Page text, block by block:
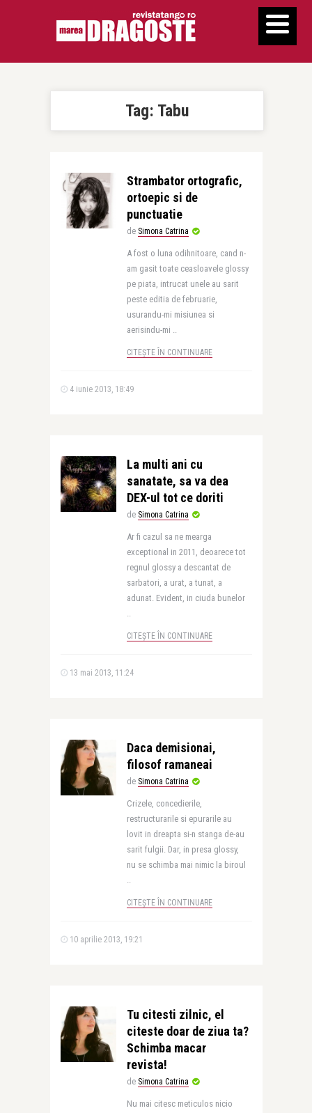
Tag: Tabu
Strambator ortografic,
ortoepic si de
punctuatie
de Simona Catrina
A fost o luna odihnitoare, cand n-
am gasit toate ceasloavele glossy
pe piata, intrucat unele au sarit
peste editia de februarie,
usurandu-mi misiunea si
aerisindu-mi ..
CITEȘTE ÎN CONTINUARE
4 iunie 2013, 18:49
La multi ani cu
sanatate, sa va dea
DEX-ul tot ce doriti
de Simona Catrina
Ar fi cazul sa ne mearga
exceptional in 2011, deoarece tot
regnul glossy a descantat de
sarbatori, a urat, a tunat, a
adunat. Evident, in ciuda bunelor
..
CITEȘTE ÎN CONTINUARE
13 mai 2013, 11:24
Daca demisionai,
filosof ramaneai
de Simona Catrina
Crizele, concedierile,
restructurarile si epurarile au
lovit in dreapta si-n stanga de-au
sarit fulgii. Dar, in presa glossy,
nu se schimba mai nimic la biroul
..
CITEȘTE ÎN CONTINUARE
10 aprilie 2013, 19:21
Tu citesti zilnic, el
citeste doar de ziua ta?
Schimba macar
revista!
de Simona Catrina
Nu mai citesc meticulos nicio